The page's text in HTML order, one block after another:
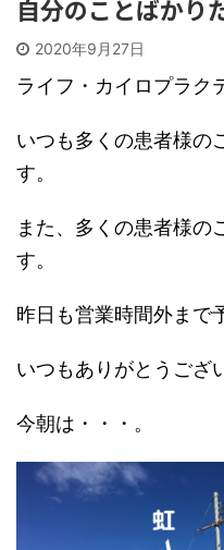
自分のことばかり
2020年9月27日
ライフ・カイロプラク
いつも多くの患者様の
す。
また、多くの患者様の
す。
昨日も営業時間外まで
いつもありがとうござ
今朝は・・・。